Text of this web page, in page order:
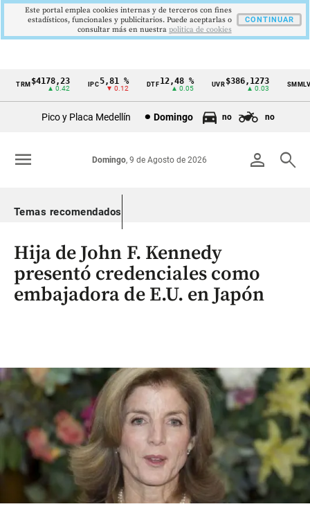
Cintillo
Colombia
TRM$4178,23
▲ 0.42
5,81 %
▼ 0.12
DTF12,48 %
▲ 0.05
UVR$386,1273
▲ 0.03
SMMLV
Pico y Placa Medellín Domingo no no
person search
Domingo, 9 de Agosto de 2026
menu
Temas recomendados
Hija de John F. Kennedy
presentó credenciales como
embajadora de E.U. en Japón
Este portal emplea cookies internas y de terceros con fines
estadísticos, funcionales y publicitarios. Puede aceptarlas o
consultar más en nuestra politica de cookies
CONTINUAR